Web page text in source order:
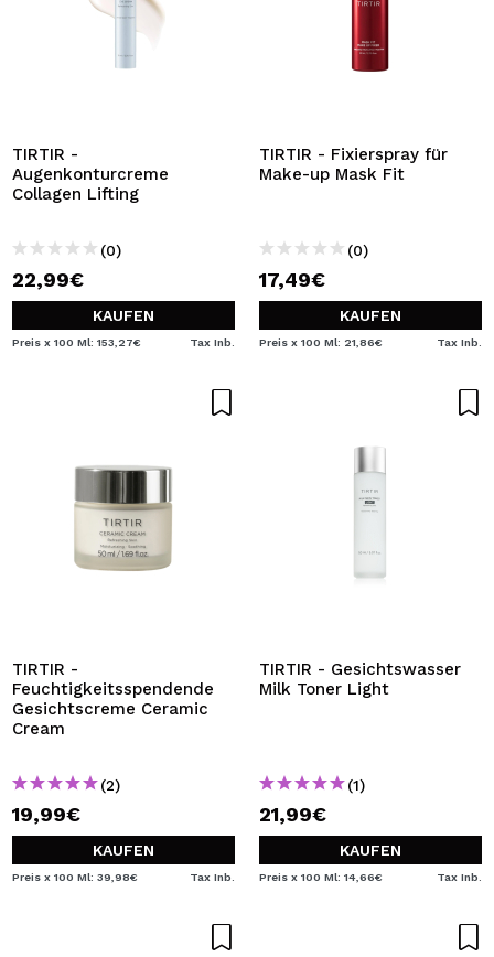
TIRTIR -
Augenkonturcreme
Collagen Lifting
(0)
22,99€
KAUFEN
Preis x 100 Ml: 153,27€ Tax Inb.
TIRTIR - Fixierspray für
Make-up Mask Fit
(0)
17,49€
KAUFEN
Preis x 100 Ml: 21,86€ Tax Inb.
TIRTIR -
Feuchtigkeitsspendende
Gesichtscreme Ceramic
Cream
(2)
19,99€
KAUFEN
Preis x 100 Ml: 39,98€ Tax Inb.
TIRTIR - Gesichtswasser
Milk Toner Light
(1)
21,99€
KAUFEN
Preis x 100 Ml: 14,66€ Tax Inb.